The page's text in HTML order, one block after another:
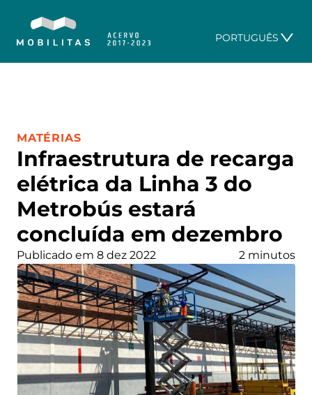
PORTUGUÊS
Infraestrutura de recarga
elétrica da Linha 3 do
Metrobús estará
concluída em dezembro
CATEGORIA:
MATÉRIAS
Publicado em 8 dez 2022 2 minutos